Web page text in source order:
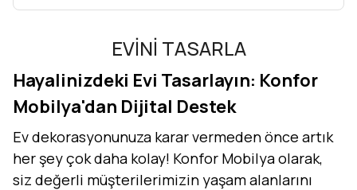
EVİNİ TASARLA
Hayalinizdeki Evi Tasarlayın: Konfor
Mobilya'dan Dijital Destek
Ev dekorasyonunuza karar vermeden önce artık
her şey çok daha kolay! Konfor Mobilya olarak,
siz değerli müşterilerimizin yaşam alanlarını